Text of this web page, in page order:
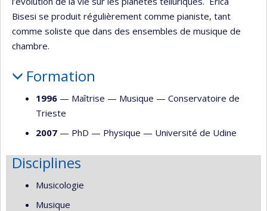
Bisesi se produit régulièrement comme pianiste, tant
comme soliste que dans des ensembles de musique de
chambre.
Formation
1996 — Maîtrise — Musique — Conservatoire de
Trieste
2007 — PhD — Physique — Université de Udine
Disciplines
Musicologie
Musique